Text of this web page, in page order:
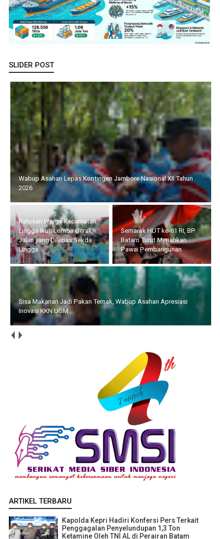
SLIDER POST
Wabup Asahan Lepas Kontingen Jambore Nasional XII Tahun
2026
Ratusan Warga Kecamatan
Lingga Ikuti Lomba Gerak
Jalan yang Dilepas Sekda
Lingga
Semarak HUT ke-81 RI, BP
Batam Turut Meriahkan
Pawai Pembangunan
Sisa Makanan Jadi Pakan Ternak, Wabup Asahan Apresiasi
Inovasi KKN UGM
ARTIKEL TERBARU
Kapolda Kepri Hadiri Konfersi Pers Terkait
Penggagalan Penyelundupan 1,3 Ton
Ketamine Oleh TNI AL di Perairan Batam